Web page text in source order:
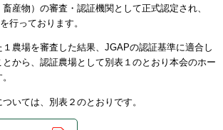
産物）の審査・認証機関として正式認定され、
行っております。
農場を審査した結果、JGAPの認証基準に適合し
から、認証農場として別表１のとおり本会のホー
いては、別表２のとおりです。